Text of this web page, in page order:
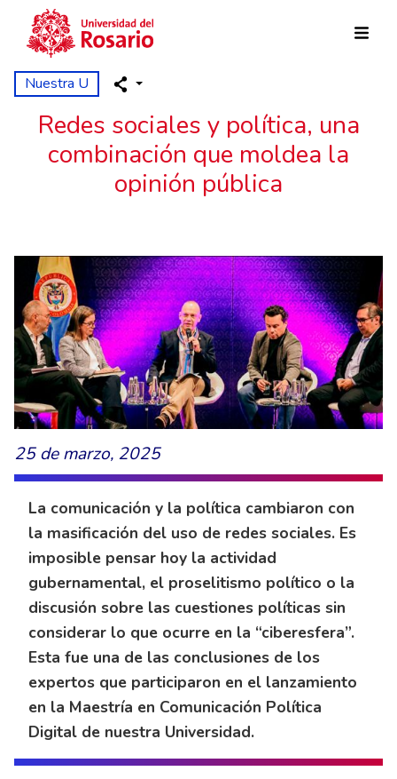
Pasar al contenido principal
Nuestra U
Redes sociales y política, una
combinación que moldea la
opinión pública
25 de marzo, 2025
La comunicación y la política cambiaron con
la masificación del uso de redes sociales. Es
imposible pensar hoy la actividad
gubernamental, el proselitismo político o la
discusión sobre las cuestiones políticas sin
considerar lo que ocurre en la “ciberesfera”.
Esta fue una de las conclusiones de los
expertos que participaron en el lanzamiento
en la Maestría en Comunicación Política
Digital de nuestra Universidad.